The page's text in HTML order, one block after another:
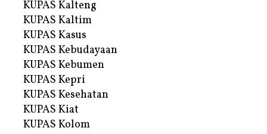
KUPAS Kalteng
KUPAS Kaltim
KUPAS Kasus
KUPAS Kebudayaan
KUPAS Kebumen
KUPAS Kepri
KUPAS Kesehatan
KUPAS Kiat
KUPAS Kolom